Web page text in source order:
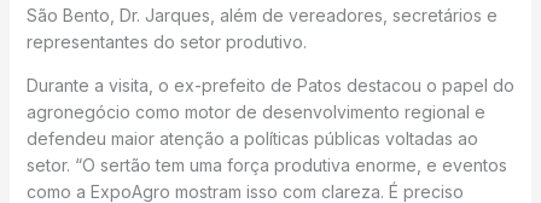
São Bento, Dr. Jarques, além de vereadores, secretários e
representantes do setor produtivo.
Durante a visita, o ex-prefeito de Patos destacou o papel do
agronegócio como motor de desenvolvimento regional e
defendeu maior atenção a políticas públicas voltadas ao
setor. “O sertão tem uma força produtiva enorme, e eventos
como a ExpoAgro mostram isso com clareza. É preciso